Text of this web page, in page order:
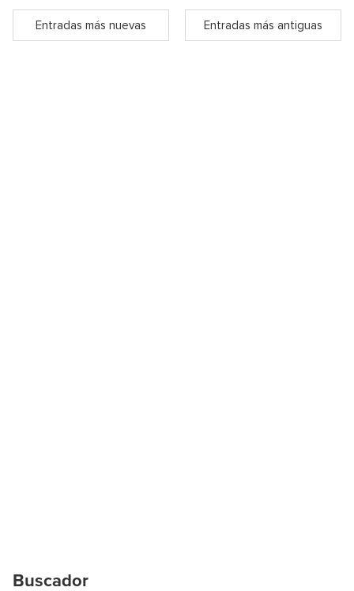
Entradas más nuevas Entradas más antiguas
Buscador